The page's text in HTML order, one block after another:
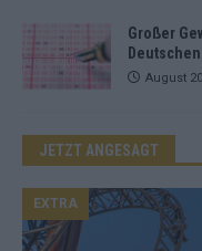
Großer
August
JETZT ANGESAGT
EXTRA